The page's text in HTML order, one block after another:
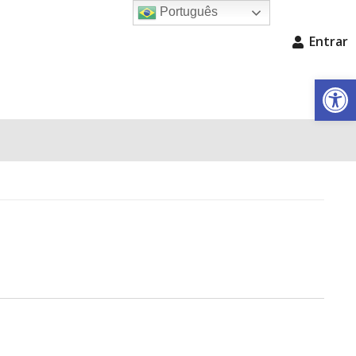
Barra de
Entrar
Português